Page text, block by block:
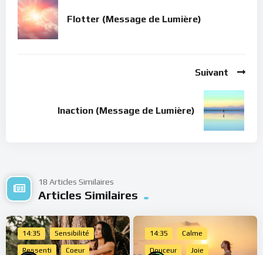
Flotter (Message de Lumière)
Suivant
Inaction (Message de Lumière)
18 Articles Similaires
Articles Similaires
14:35 Sensibilité
Ressenti Coeur
14:35 Calme
Douceur Joie